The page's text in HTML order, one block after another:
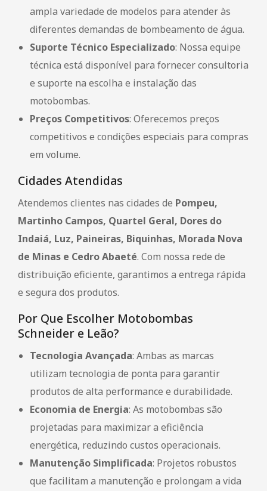
ampla variedade de modelos para atender às
diferentes demandas de bombeamento de água.
Suporte Técnico Especializado: Nossa equipe
técnica está disponível para fornecer consultoria
e suporte na escolha e instalação das
motobombas.
Preços Competitivos: Oferecemos preços
competitivos e condições especiais para compras
em volume.
Cidades Atendidas
Atendemos clientes nas cidades de Pompeu,
Martinho Campos, Quartel Geral, Dores do
Indaiá, Luz, Paineiras, Biquinhas, Morada Nova
de Minas e Cedro Abaeté. Com nossa rede de
distribuição eficiente, garantimos a entrega rápida
e segura dos produtos.
Por Que Escolher Motobombas
Schneider e Leão?
Tecnologia Avançada: Ambas as marcas
utilizam tecnologia de ponta para garantir
produtos de alta performance e durabilidade.
Economia de Energia: As motobombas são
projetadas para maximizar a eficiência
energética, reduzindo custos operacionais.
Manutenção Simplificada: Projetos robustos
que facilitam a manutenção e prolongam a vida